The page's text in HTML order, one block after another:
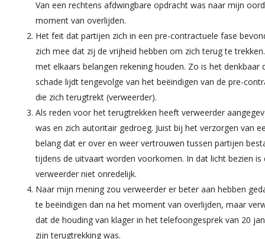
Van een rechtens afdwingbare opdracht was naar mijn
moment van overlijden.
Het feit dat partijen zich in een pre-contractuele fase
zich mee dat zij de vrijheid hebben om zich terug te
met elkaars belangen rekening houden. Zo is het denkbaar
schade lijdt tengevolge van het beëindigen van de pre-
die zich terugtrekt (verweerder).
Als reden voor het terugtrekken heeft verweerder
was en zich autoritair gedroeg. Juist bij het verzorgen van
belang dat er over en weer vertrouwen tussen partijen
tijdens de uitvaart worden voorkomen. In dat licht bezien is
verweerder niet onredelijk.
Naar mijn mening zou verweerder er beter aan hebben
te beëindigen dan na het moment van overlijden, maar
dat de houding van klager in het telefoongesprek van 20
zijn terugtrekking was.